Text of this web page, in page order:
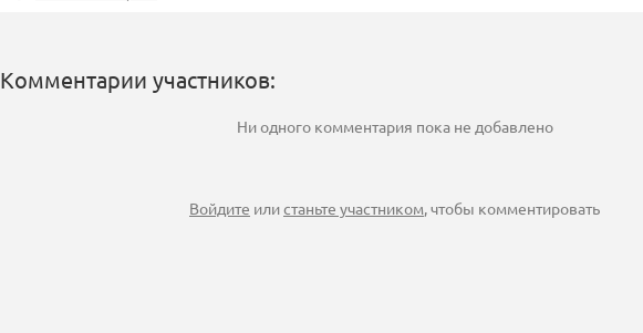
Комментарии участников:
Ни одного комментария пока не добавлено
Войдите илистаньте участником, чтобы комментировать